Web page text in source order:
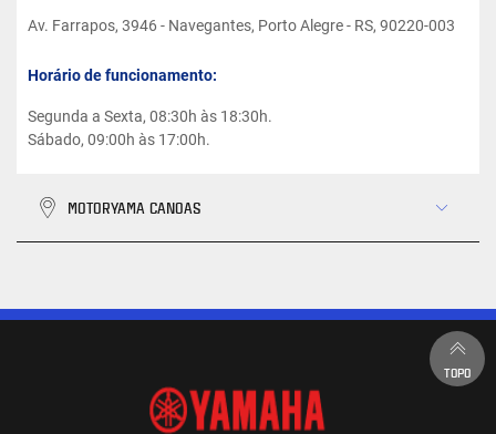
Av. Farrapos, 3946 - Navegantes, Porto Alegre - RS, 90220-003
Horário de funcionamento:
Segunda a Sexta, 08:30h às 18:30h.
Sábado, 09:00h às 17:00h.
MOTORYAMA CANOAS
TOPO